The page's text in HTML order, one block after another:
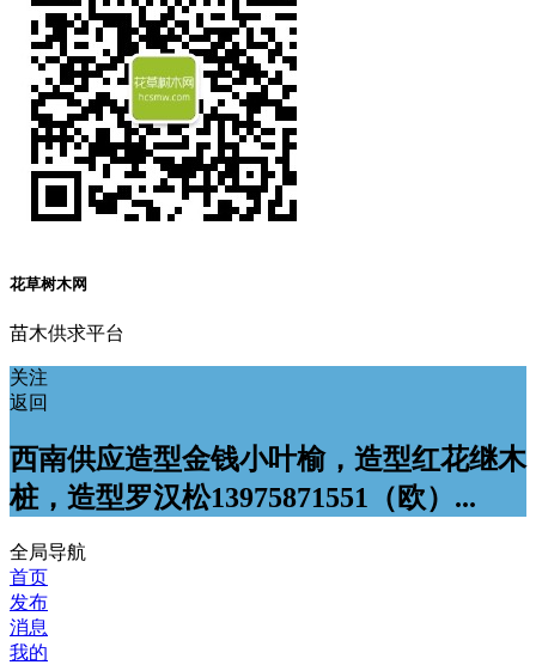
花草树木网
苗木供求平台
关注
返回
西南供应造型金钱小叶榆，造型红花继木
桩，造型罗汉松13975871551（欧）...
全局导航
首页
发布
消息
我的